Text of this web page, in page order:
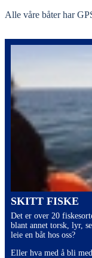
Alle våre båter har
SKITT FISKE
Det er over 20
blant annet torsk, lyr,
leie en båt hos oss?
Eller hva med å bli